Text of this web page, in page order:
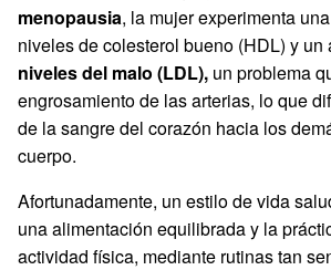
menopausia, la mujer experimenta
niveles de colesterol bueno (HDL) y un
niveles del malo (LDL), un problema
engrosamiento de las arterias, lo que
de la sangre del corazón hacia los
cuerpo.
Afortunadamente, un estilo de vida
una alimentación equilibrada y la
actividad física, mediante rutinas tan